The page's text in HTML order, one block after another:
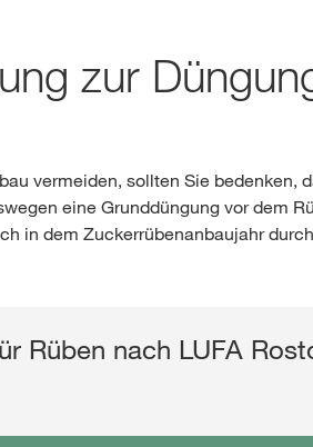
eine alternative Seite für Ihr Land:
zur
vermeiden, sollten Sie bedenken,
eine Grunddüngung vor dem
in dem Zuckerrübenanbaujahr
Rüben nach LUFA